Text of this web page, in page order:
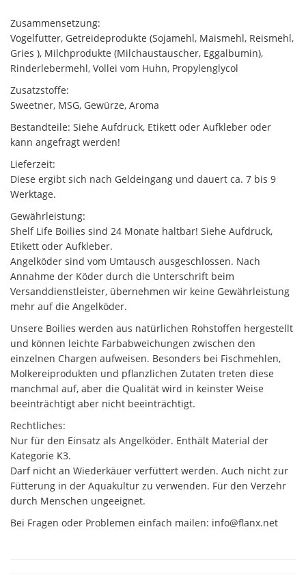
Zusammensetzung:
Vogelfutter, Getreideprodukte (Sojamehl, Maismehl, Reismehl,
Gries ), Milchprodukte (Milchaustauscher, Eggalbumin),
Rinderlebermehl, Vollei vom Huhn, Propylenglycol
Zusatzstoffe:
Sweetner, MSG, Gewürze, Aroma
Bestandteile: Siehe Aufdruck, Etikett oder Aufkleber oder
kann angefragt werden!
Lieferzeit:
Diese ergibt sich nach Geldeingang und dauert ca. 7 bis 9
Werktage.
Gewährleistung:
Shelf Life Boilies sind 24 Monate haltbar! Siehe Aufdruck,
Etikett oder Aufkleber.
Angelköder sind vom Umtausch ausgeschlossen. Nach
Annahme der Köder durch die Unterschrift beim
Versanddienstleister, übernehmen wir keine Gewährleistung
mehr auf die Angelköder.
Unsere Boilies werden aus natürlichen Rohstoffen hergestellt
und können leichte Farbabweichungen zwischen den
einzelnen Chargen aufweisen. Besonders bei Fischmehlen,
Molkereiprodukten und pflanzlichen Zutaten treten diese
manchmal auf, aber die Qualität wird in keinster Weise
beeinträchtigt aber nicht beeinträchtigt.
Rechtliches:
Nur für den Einsatz als Angelköder. Enthält Material der
Kategorie K3.
Darf nicht an Wiederkäuer verfüttert werden. Auch nicht zur
Fütterung in der Aquakultur zu verwenden. Für den Verzehr
durch Menschen ungeeignet.
Bei Fragen oder Problemen einfach mailen: info@flanx.net